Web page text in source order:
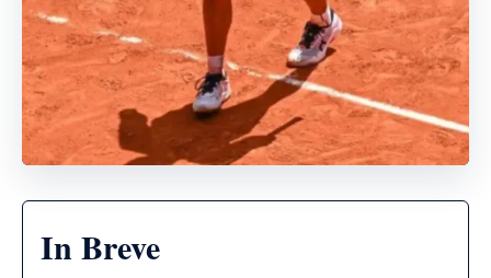
In Breve